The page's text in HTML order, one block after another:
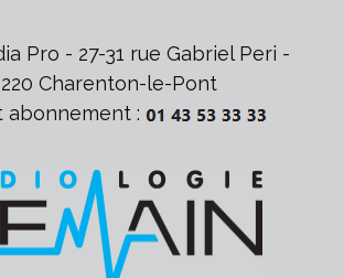
Pro - 27-31 rue Gabriel Peri -
Charenton-le-Pont
abonnement :